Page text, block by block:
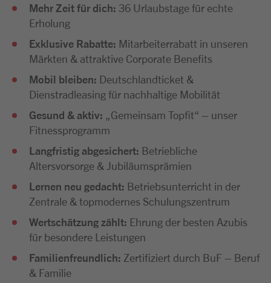
Mehr Zeit für dich: 36 Urlaubstage für echte
Erholung
Exklusive Rabatte: Mitarbeiterrabatt in unseren
Märkten & attraktive Corporate Benefits
Mobil bleiben: Deutschlandticket &
Dienstradleasing für nachhaltige Mobilität
Gesund & aktiv: „Gemeinsam Topfit“ – unser
Fitnessprogramm
Langfristig abgesichert: Betriebliche
Altersvorsorge & Jubiläumsprämien
Lernen neu gedacht: Betriebsunterricht in der
Zentrale & topmodernes Schulungszentrum
Wertschätzung zählt: Ehrung der besten Azubis
für besondere Leistungen
Familienfreundlich: Zertifiziert durch BuF – Beruf
& Familie